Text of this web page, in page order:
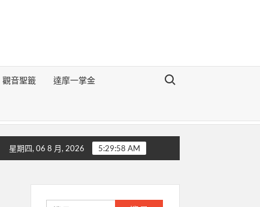
觀音聖籤 達摩一掌金
Search for:
《地理醒世切要辯論》 生肖豬的前世今生
星期四, 06 8 月, 2026 5:29:59 AM